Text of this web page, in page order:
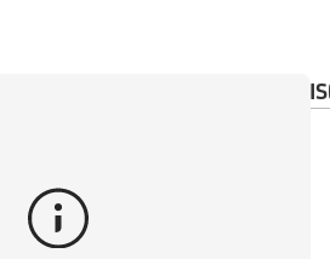
WICHTIGE